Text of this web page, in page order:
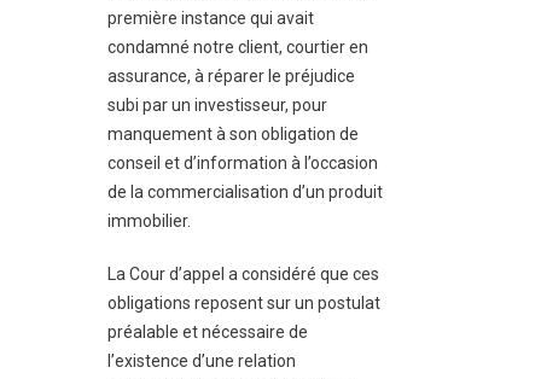
première instance qui avait
condamné notre client, courtier en
assurance, à réparer le préjudice
subi par un investisseur, pour
manquement à son obligation de
conseil et d’information à l’occasion
de la commercialisation d’un produit
immobilier.
La Cour d’appel a considéré que ces
obligations reposent sur un postulat
préalable et nécessaire de
l’existence d’une relation